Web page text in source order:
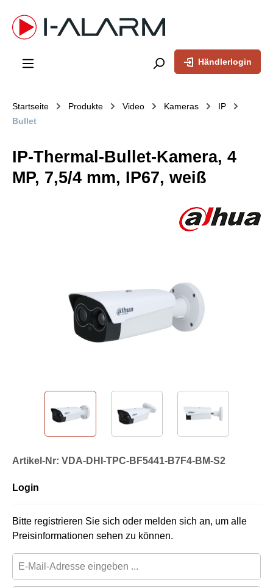
springen
Händlerlogin
Startseite Produkte Video Kameras
IP
Bullet
IP-Thermal-Bullet-Kamera, 4
MP, 7,5/4 mm, IP67, weiß
Artikel-Nr: VDA-DHI-TPC-BF5441-B7F4-BM-S2
Login
Bitte registrieren Sie sich oder melden sich an, um alle
Preisinformationen sehen zu können.